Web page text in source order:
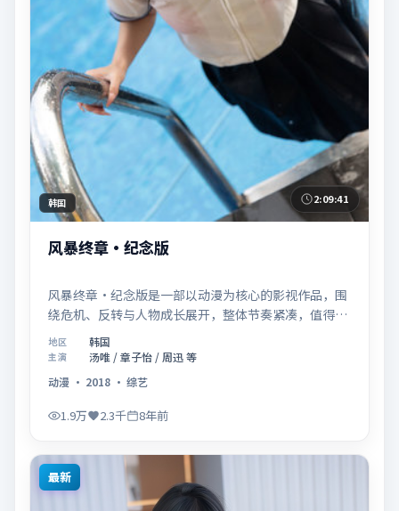
韩国 2:09:41
风暴终章·纪念版
风暴终章·纪念版是一部以动漫为核心的影视作品，围
绕危机、反转与人物成长展开，整体节奏紧凑，值得推
荐观看。
地区 韩国
主演
汤唯 / 章子怡 / 周迅 等
动漫 · 2018 · 综艺
1.9万 2.3千 8年前
最新